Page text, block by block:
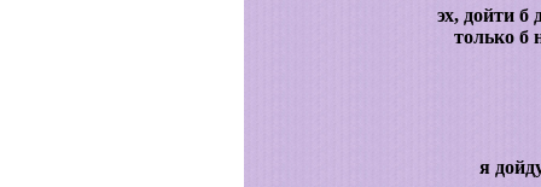
эх, дойти б
только б
я